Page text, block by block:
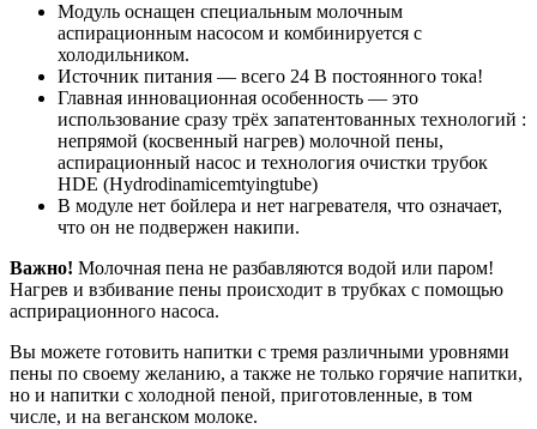
Модуль оснащен специальным молочным
аспирационным насосом и комбинируется с
холодильником.
Источник питания — всего 24 В постоянного тока!
Главная инновационная особенность — это
использование сразу трёх запатентованных технологий :
непрямой (косвенный нагрев) молочной пены,
аспирационный насос и технология очистки трубок
HDE (Hydrodinamicemtyingtube)
В модуле нет бойлера и нет нагревателя, что означает,
что он не подвержен накипи.
Важно! Молочная пена не разбавляются водой или паром!
Нагрев и взбивание пены происходит в трубках с помощью
асприрационного насоса.
Вы можете готовить напитки с тремя различными уровнями
пены по своему желанию, а также не только горячие напитки,
но и напитки с холодной пеной, приготовленные, в том
числе, и на веганском молоке.